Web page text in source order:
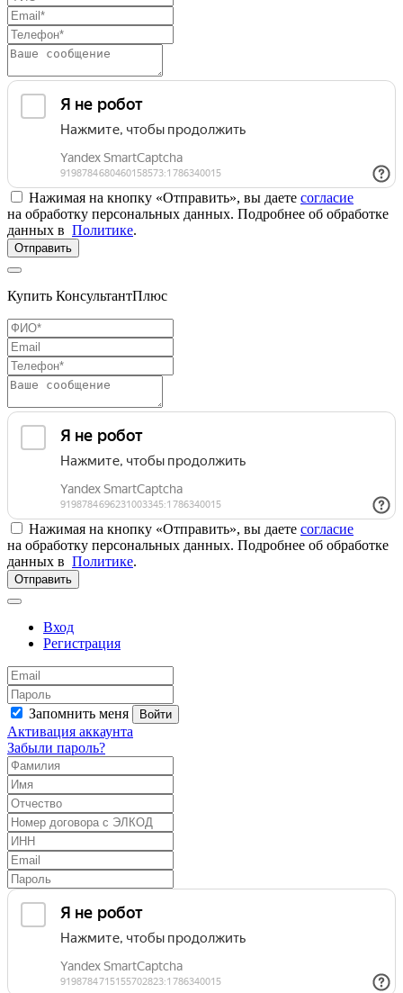
Нажимая на кнопку «Отправить», вы даете согласие
на обработку персональных данных. Подробнее об обработке
данных в Политике.
Отправить
Купить КонсультантПлюс
Нажимая на кнопку «Отправить», вы даете согласие
на обработку персональных данных. Подробнее об обработке
данных в Политике.
Отправить
Вход
Регистрация
Запомнить меня Войти
Активация аккаунта
Забыли пароль?